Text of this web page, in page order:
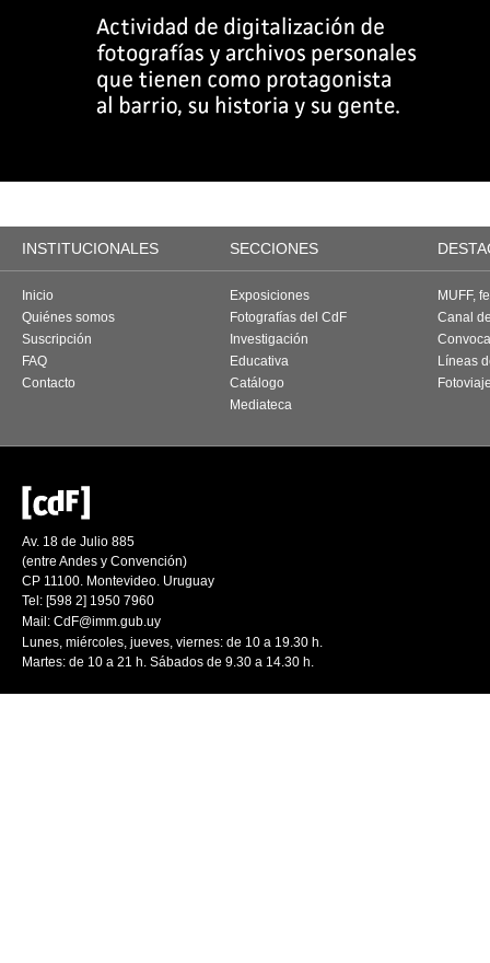
INSTITUCIONALES SECCIONES
Inicio
Quiénes somos
Suscripción
FAQ
Contacto
Exposiciones
Fotografías del CdF
Investigación
Educativa
Catálogo
Mediateca
MUFF,
Canal
Líneas
Av. 18 de Julio 885
(entre Andes y Convención)
CP 11100. Montevideo. Uruguay
Tel: [598 2] 1950 7960
Mail: CdF@imm.gub.uy
Lunes, miércoles, jueves, viernes: de 10 a 19.30 h.
Martes: de 10 a 21 h. Sábados de 9.30 a 14.30 h.